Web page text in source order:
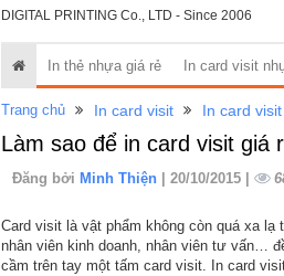
DIGITAL PRINTING Co., LTD - Since 2006
In thẻ nhựa giá rẻ In card visit
Trang chủ In card visit In card
Làm sao để in card visit giá
Đăng bởi Minh Thiện | 20/10/2015 |
Card visit là vật phẩm không còn quá xa
nhân viên kinh doanh, nhân viên tư vấn…
cầm trên tay một tấm card visit. In card